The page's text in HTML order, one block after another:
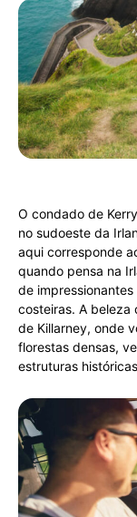
O condado de
no sudoeste da
aqui corresponde
quando pensa na
de
costeiras. A beleza
de Killarney, onde
florestas densas,
estruturas